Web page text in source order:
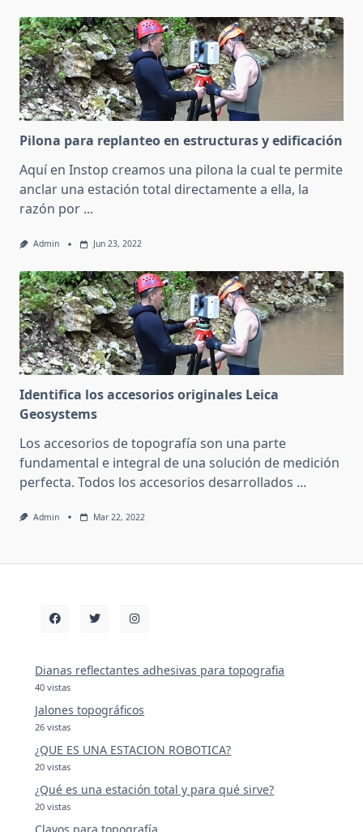
Pilona para replanteo en estructuras y edificación
Aquí en Instop creamos una pilona la cual te permite
anclar una estación total directamente a ella, la
razón por ...
Admin Jun 23, 2022
Identifica los accesorios originales Leica
Geosystems
Los accesorios de topografía son una parte
fundamental e integral de una solución de medición
perfecta. Todos los accesorios desarrollados ...
Admin Mar 22, 2022
Dianas reflectantes adhesivas para topografia
40 vistas
Jalones topográficos
26 vistas
¿QUE ES UNA ESTACION ROBOTICA?
20 vistas
¿Qué es una estación total y para qué sirve?
20 vistas